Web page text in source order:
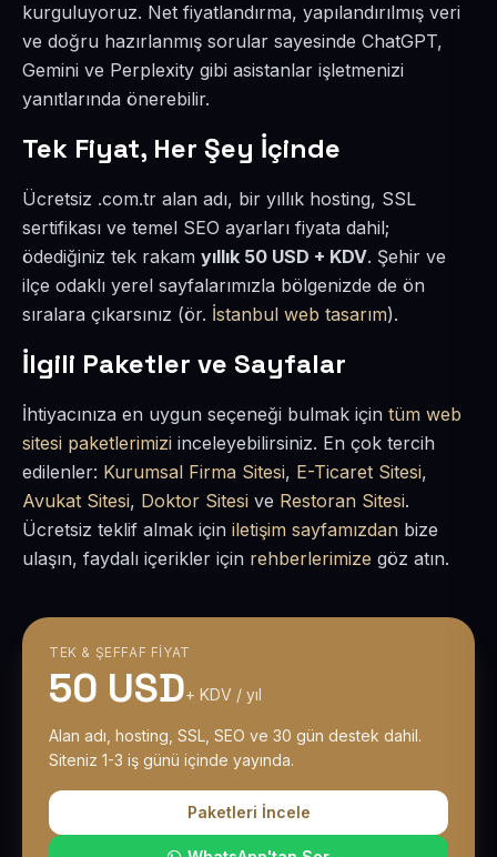
kurguluyoruz. Net fiyatlandırma, yapılandırılmış veri
ve doğru hazırlanmış sorular sayesinde ChatGPT,
Gemini ve Perplexity gibi asistanlar işletmenizi
yanıtlarında önerebilir.
Tek Fiyat, Her Şey İçinde
Ücretsiz .com.tr alan adı, bir yıllık hosting, SSL
sertifikası ve temel SEO ayarları fiyata dahil;
ödediğiniz tek rakam yıllık 50 USD + KDV. Şehir ve
ilçe odaklı yerel sayfalarımızla bölgenizde de ön
sıralara çıkarsınız (ör. İstanbul web tasarım).
İlgili Paketler ve Sayfalar
İhtiyacınıza en uygun seçeneği bulmak için tüm web
sitesi paketlerimizi inceleyebilirsiniz. En çok tercih
edilenler: Kurumsal Firma Sitesi, E-Ticaret Sitesi,
Avukat Sitesi, Doktor Sitesi ve Restoran Sitesi.
Ücretsiz teklif almak için iletişim sayfamızdan bize
ulaşın, faydalı içerikler için rehberlerimize göz atın.
TEK & ŞEFFAF FIYAT
50 USD+ KDV / yıl
Alan adı, hosting, SSL, SEO ve 30 gün destek dahil.
Siteniz 1-3 iş günü içinde yayında.
Paketleri İncele